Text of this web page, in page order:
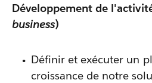
Développement de
business)
Définir et exécuter un
croissance de notre